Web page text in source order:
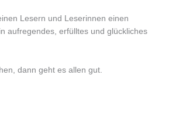
Lesern und Leserinnen einen
aufregendes, erfülltes und glückliches
dann geht es allen gut.